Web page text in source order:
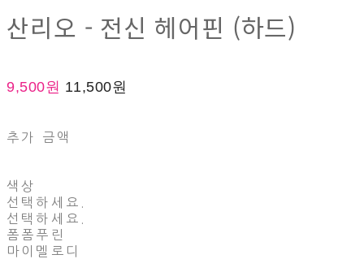
산리오 - 전신 헤어핀 (하드)
9,500원 11,500원
추가 금액
색상
선택하세요.
선택하세요.
폼폼푸린
마이멜로디